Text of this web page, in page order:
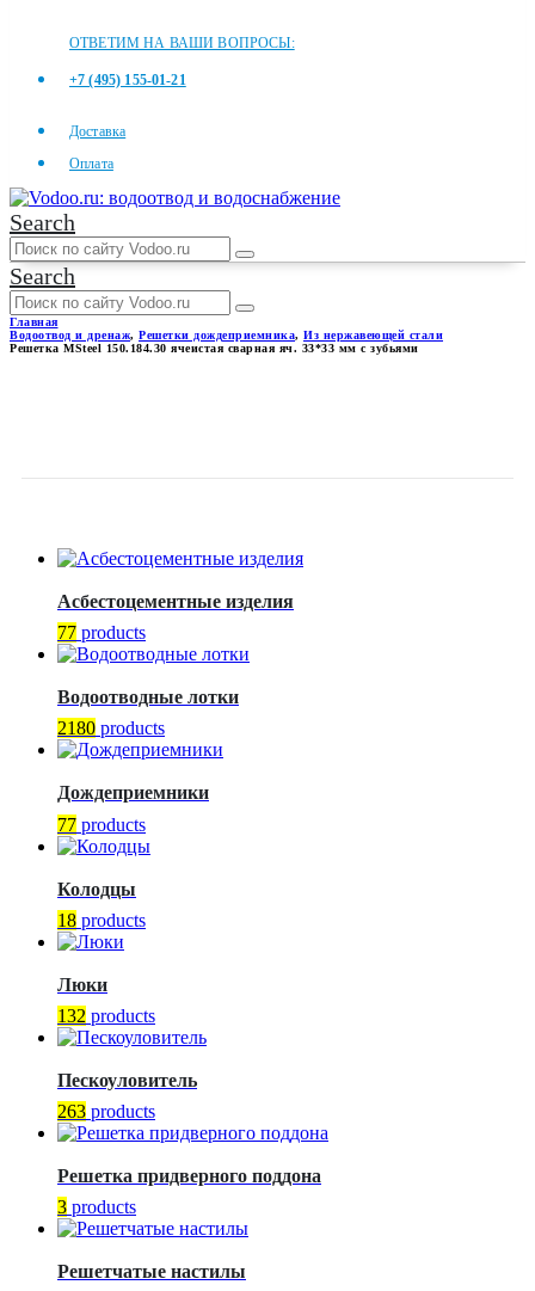
ОТВЕТИМ НА ВАШИ ВОПРОСЫ:
+7 (495) 155-01-21
Доставка
Оплата
Search
Search
Главная
Водоотвод и дренаж, Решетки дождеприемника, Из нержавеющей стали
Решетка MSteel 150.184.30 ячеистая сварная яч. 33*33 мм с зубьями
Асбестоцементные изделия
77 products
Водоотводные лотки
2180 products
Дождеприемники
77 products
Колодцы
18 products
Люки
132 products
Пескоуловитель
263 products
Решетка придверного поддона
3 products
Решетчатые настилы